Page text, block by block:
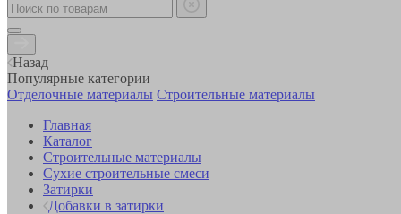
Назад
Популярные категории
Отделочные материалы Строительные материалы
Главная
Каталог
Строительные материалы
Сухие строительные смеси
Затирки
Добавки в затирки